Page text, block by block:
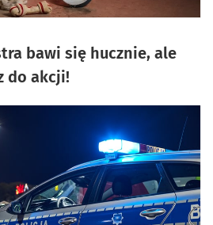
bawi się hucznie, ale
do akcji!